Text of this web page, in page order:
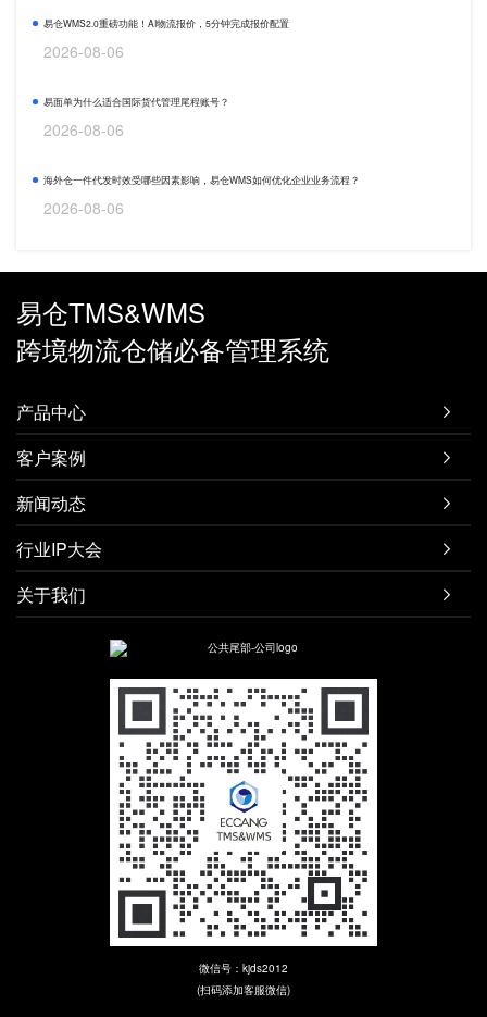
易仓WMS2.0重磅功能！AI物流报价，5分钟完成报价配置
2026-08-06
易面单为什么适合国际货代管理尾程账号？
2026-08-06
海外仓一件代发时效受哪些因素影响，易仓WMS如何优化企业业务流程？
2026-08-06
易仓TMS&WMS
跨境物流仓储必备管理系统
产品中心 
客户案例 
新闻动态 
行业IP大会 
关于我们 
微信号：kjds2012
(扫码添加客服微信)